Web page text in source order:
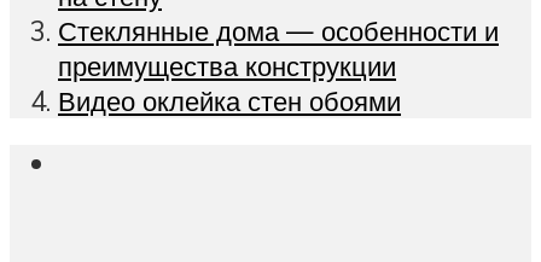
Стеклянные дома — особенности и
преимущества конструкции
Видео оклейка стен обоями